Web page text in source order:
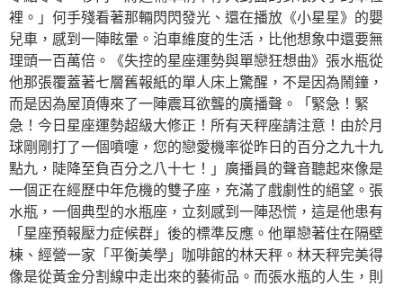
裡。」何手殘看著那輛閃閃發光、還在播放《小星星》的嬰
兒車，感到一陣眩暈。泊車維度的生活，比他想象中還要無
理頭一百萬倍。《失控的星座運勢與單戀狂想曲》張水瓶從
他那張覆蓋著七層舊報紙的單人床上驚醒，不是因為鬧鐘，
而是因為屋頂傳來了一陣震耳欲聾的廣播聲。「緊急！緊
急！今日星座運勢超級大修正！所有天秤座請注意！由於月
球剛剛打了一個噴嚏，您的戀愛機率從昨日的百分之九十九
點九，陡降至負百分之八十七！」廣播員的聲音聽起來像是
一個正在經歷中年危機的雙子座，充滿了戲劇性的絕望。張
水瓶，一個典型的水瓶座，立刻感到一陣恐慌，這是他患有
「星座預報壓力症候群」後的標準反應。他單戀著住在隔壁
棟、經營一家「平衡美學」咖啡館的林天秤。林天秤完美得
像是從黃金分割線中走出來的藝術品。而張水瓶的人生，則